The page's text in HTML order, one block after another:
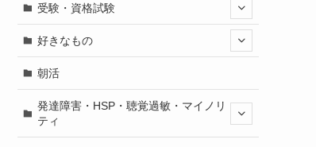
受験・資格試験
好きなもの
朝活
発達障害・HSP・聴覚過敏・マイノリ
ティ